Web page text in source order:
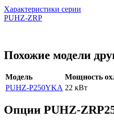
Характеристики серии
PUHZ-ZRP
Похожие модели
Модель Мощность
PUHZ-P250YKA 22 кВт
Опции PUHZ-